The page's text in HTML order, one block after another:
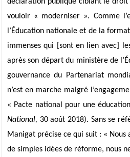
déclaration publique ciblant le droit
vouloir « moderniser ». Comme
l’Éducation nationale et de la
immenses qui [sont en lien avec]
après son départ du ministère de
gouvernance du Partenariat
n’est en marche malgré
« Pacte national pour une
National, 30 août 2018). Sans se
Manigat précise ce qui suit : « Nous
de simples idées de réforme, nous